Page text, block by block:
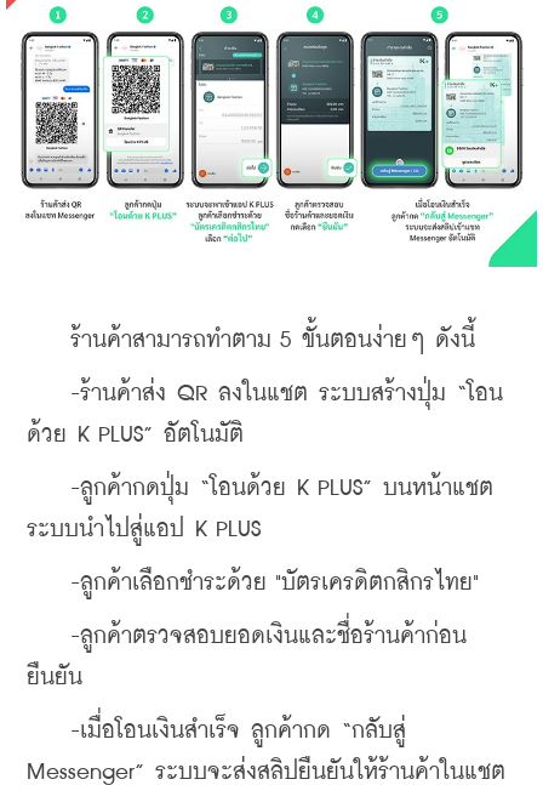
ร้านค้าสามารถทำตาม 5 ขั้นตอนง่ายๆ ดังนี้
-ร้านค้าส่ง QR ลงในแชต ระบบสร้างปุ่ม “โอน
ด้วย K PLUS” อัตโนมัติ
-ลูกค้ากดปุ่ม “โอนด้วย K PLUS” บนหน้าแชต
ระบบนำไปสู่แอป K PLUS
-ลูกค้าเลือกชำระด้วย "บัตรเครดิตกสิกรไทย"
-ลูกค้าตรวจสอบยอดเงินและชื่อร้านค้าก่อน
ยืนยัน
-เมื่อโอนเงินสำเร็จ ลูกค้ากด “กลับสู่
Messenger” ระบบจะส่งสลิปยืนยันให้ร้านค้าในแชต